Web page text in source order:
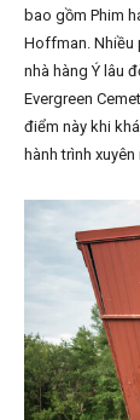
bao gồm Phim
Hoffman. Nhiều
nhà hàng Ý lâu
Evergreen
điểm này khi
hành trình